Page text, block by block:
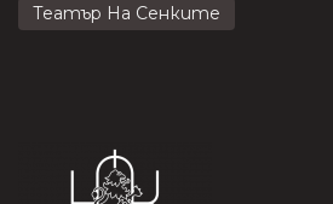
Театър На Сенките